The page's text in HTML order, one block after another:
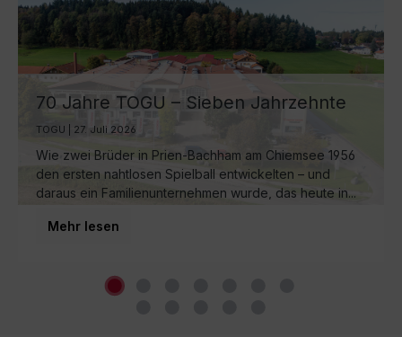
70 Jahre TOGU – Sieben Jahrzehnte
Ball-Manufaktur am Chiemsee
TOGU | 27. Juli 2026
Wie zwei Brüder in Prien-Bachham am Chiemsee 1956
den ersten nahtlosen Spielball entwickelten – und
daraus ein Familienunternehmen wurde, das heute in...
Mehr lesen